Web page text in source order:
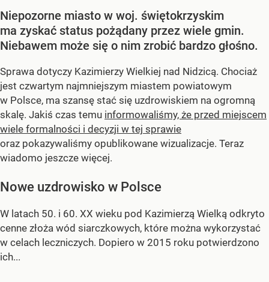
Niepozorne miasto w woj. świętokrzyskim
ma zyskać status pożądany przez wiele gmin.
Niebawem może się o nim zrobić bardzo głośno.
Sprawa dotyczy Kazimierzy Wielkiej nad Nidzicą. Chociaż
jest czwartym najmniejszym miastem powiatowym
w Polsce, ma szansę stać się uzdrowiskiem na ogromną
skalę. Jakiś czas temu informowaliśmy, że przed miejscem
wiele formalności i decyzji w tej sprawie
oraz pokazywaliśmy opublikowane wizualizacje. Teraz
wiadomo jeszcze więcej.
Nowe uzdrowisko w Polsce
W latach 50. i 60. XX wieku pod Kazimierzą Wielką odkryto
cenne złoża wód siarczkowych, które można wykorzystać
w celach leczniczych. Dopiero w 2015 roku potwierdzono
ich...